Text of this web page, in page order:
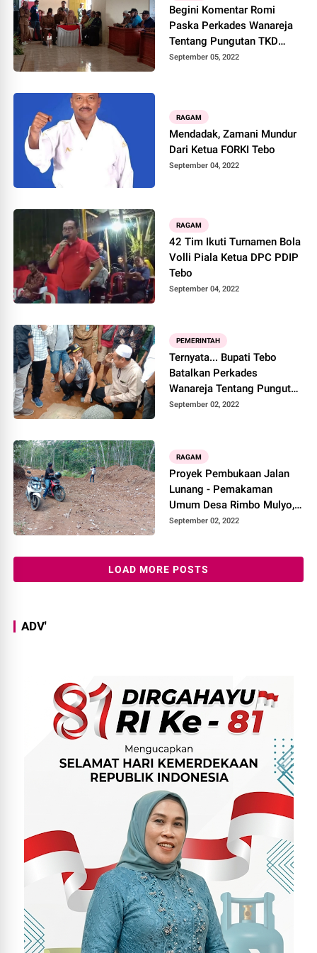
Begini Komentar Romi
Paska Perkades Wanareja
Tentang Pungutan TKD
Dibatalkan Oleh Bupati Tebo
September 05, 2022
RAGAM
Mendadak, Zamani Mundur
Dari Ketua FORKI Tebo
September 04, 2022
RAGAM
42 Tim Ikuti Turnamen Bola
Volli Piala Ketua DPC PDIP
Tebo
September 04, 2022
PEMERINTAH
Ternyata... Bupati Tebo
Batalkan Perkades
Wanareja Tentang Pungutan
Hasil TKD
September 02, 2022
RAGAM
Proyek Pembukaan Jalan
Lunang - Pemakaman
Umum Desa Rimbo Mulyo,
Dipertanyakan
September 02, 2022
LOAD MORE POSTS
ADV'